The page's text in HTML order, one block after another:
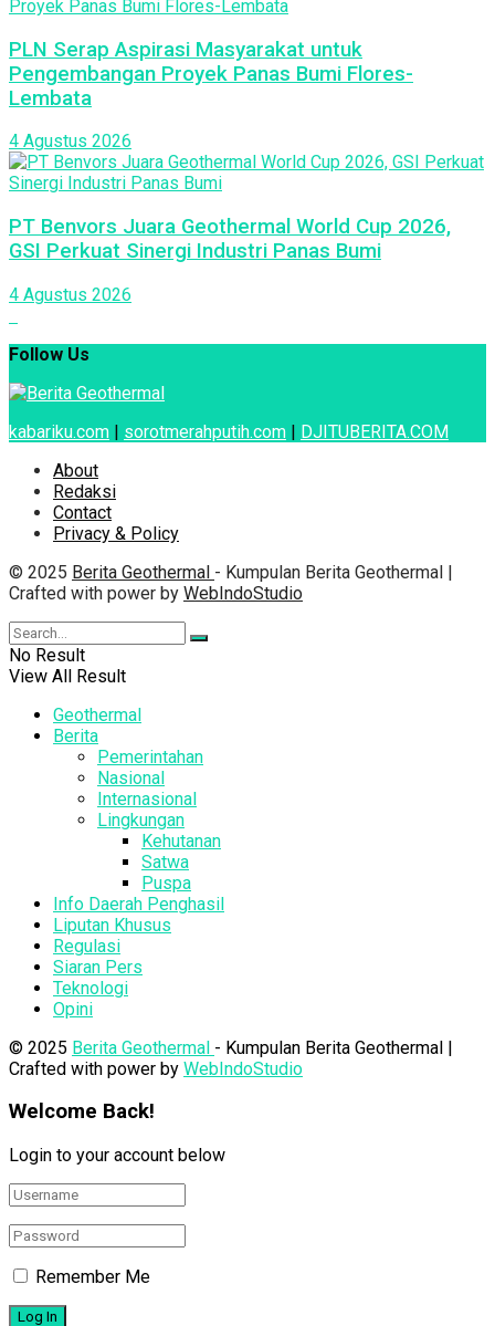
PLN Serap Aspirasi Masyarakat untuk
Pengembangan Proyek Panas Bumi Flores-
Lembata
4 Agustus 2026
PT Benvors Juara Geothermal World Cup 2026,
GSI Perkuat Sinergi Industri Panas Bumi
4 Agustus 2026
Follow Us
kabariku.com | sorotmerahputih.com | DJITUBERITA.COM
About
Redaksi
Contact
Privacy & Policy
© 2025 Berita Geothermal - Kumpulan Berita Geothermal |
Crafted with power by WebIndoStudio
No Result
View All Result
Geothermal
Berita
Pemerintahan
Nasional
Internasional
Lingkungan
Kehutanan
Satwa
Puspa
Info Daerah Penghasil
Liputan Khusus
Regulasi
Siaran Pers
Teknologi
Opini
© 2025 Berita Geothermal - Kumpulan Berita Geothermal |
Crafted with power by WebIndoStudio
Welcome Back!
Login to your account below
Remember Me